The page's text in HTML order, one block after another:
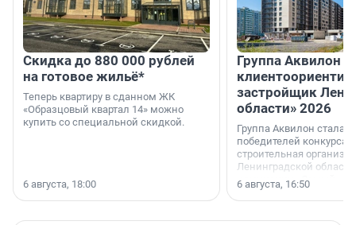
Скидка до 880 000 рублей
на готовое жильё*
Теперь квартиру в сданном ЖК
«Образцовый квартал 14» можно
купить со специальной скидкой.
6 августа, 18:00
Группа Аквилон
застройщик
области» 2026
Группа Аквилон стала
победителей конкурса
строительная
Ленинградской области
номинации «Самый
застройщик
области».
6 августа, 16:50